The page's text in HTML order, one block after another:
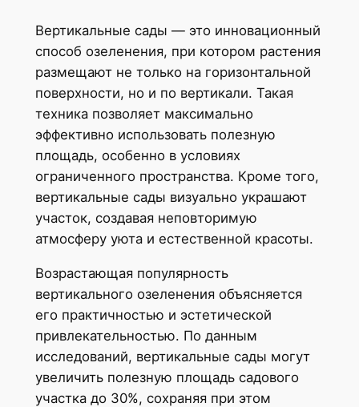
Вертикальные сады — это инновационный
способ озеленения, при котором растения
размещают не только на горизонтальной
поверхности, но и по вертикали. Такая
техника позволяет максимально
эффективно использовать полезную
площадь, особенно в условиях
ограниченного пространства. Кроме того,
вертикальные сады визуально украшают
участок, создавая неповторимую
атмосферу уюта и естественной красоты.
Возрастающая популярность
вертикального озеленения объясняется
его практичностью и эстетической
привлекательностью. По данным
исследований, вертикальные сады могут
увеличить полезную площадь садового
участка до 30%, сохраняя при этом